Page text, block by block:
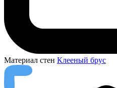
Материал стен Клееный брус